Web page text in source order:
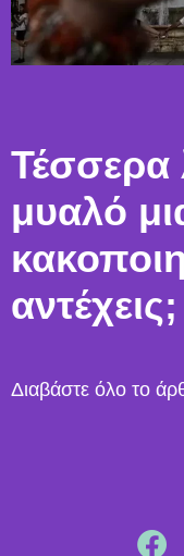
Τέσσερα
μυαλό
αντέχεις;
Διαβάστε όλο το